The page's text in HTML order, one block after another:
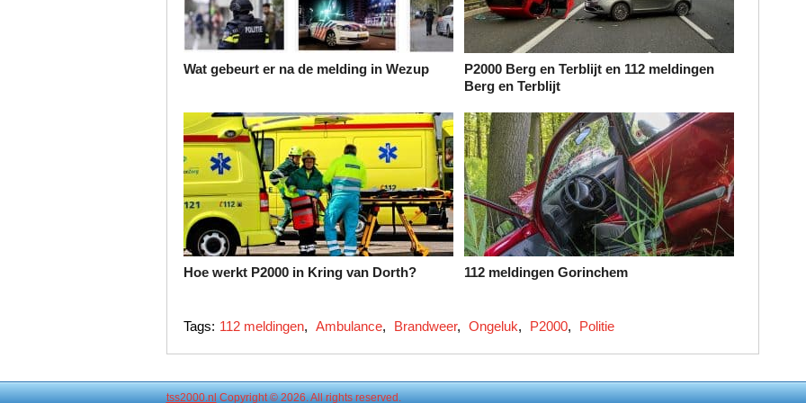
Wat gebeurt er na de melding in Wezup
P2000 Berg en Terblijt en 112 meldingen
Berg en Terblijt
Hoe werkt P2000 in Kring van Dorth? 112 meldingen Gorinchem
Tags: 112 meldingen, Ambulance, Brandweer, Ongeluk, P2000, Politie
tss2000.nlCopyright © 2026. All rights reserved.